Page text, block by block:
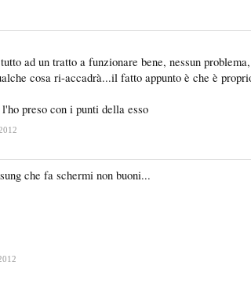
ad un tratto a funzionare bene, nessun
cosa ri-accadrà...il fatto appunto è che è
preso con i punti della esso
che fa schermi non buoni...